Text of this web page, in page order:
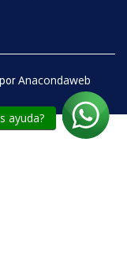
ayuda?
Anacondaweb